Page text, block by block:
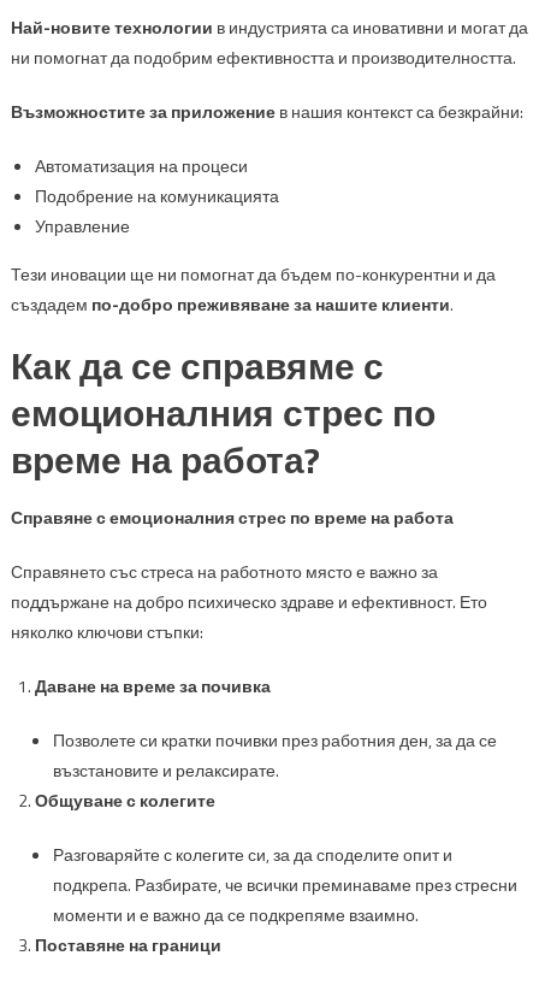
Най-новите технологии в индустрията са иновативни и могат да
ни помогнат да подобрим ефективността и производителността.
Възможностите за приложениев нашия контекст са безкрайни:
Автоматизация на процеси
Подобрение на комуникацията
Управление
Тези иновации ще ни помогнат да бъдем по-конкурентни и да
създадем по-добро преживяване за нашите клиенти.
Как да се справяме с
емоционалния стрес по
време на работа?
Справяне с емоционалния стрес по време на работа
Справянето със стреса на работното място е важно за
поддържане на добро психическо здраве и ефективност. Ето
няколко ключови стъпки:
Даване на време за почивка
Позволете си кратки почивки през работния ден, за да се
възстановите и релаксирате.
Общуване с колегите
Разговаряйте с колегите си, за да споделите опит и
подкрепа. Разбирате, че всички преминаваме през стресни
моменти и е важно да се подкрепяме взаимно.
Поставяне на граници